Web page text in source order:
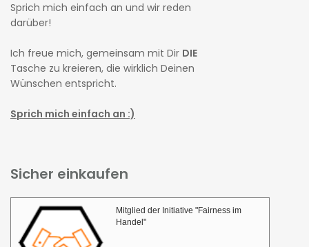
Sprich mich einfach an und wir reden
darüber!
Ich freue mich, gemeinsam mit Dir DIE
Tasche zu kreieren, die wirklich Deinen
Wünschen entspricht.
Sprich mich einfach an :)
Sicher einkaufen
Mitglied der Initiative "Fairness im
Handel"